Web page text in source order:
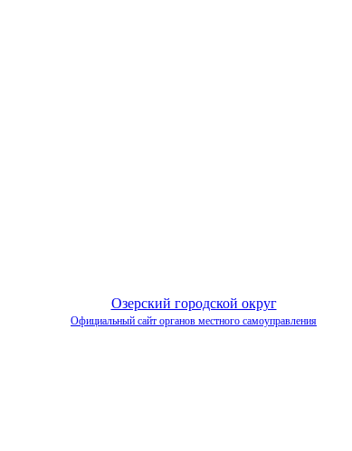
Озерский городской округ
Официальный сайт органов местного самоуправления